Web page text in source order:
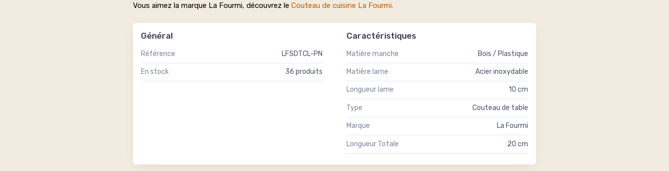
Vous aimez la marque La Fourmi, découvrez le Couteau de cuisine La Fourmi.
Général
Référence LFSDTCL-PN
En stock 36 produits
Caractéristiques
Matière manche Bois / Plastique
Matière lame Acier inoxydable
Longueur lame 10 cm
Type Couteau de table
Marque La Fourmi
Longueur Totale 20 cm